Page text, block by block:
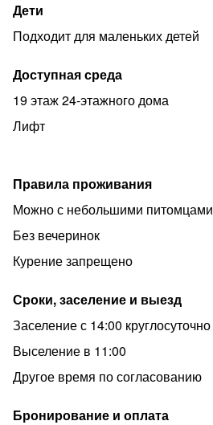
Дети
Подходит для маленьких детей
Доступная среда
19 этаж 24-этажного дома
Лифт
Правила проживания
Можно с небольшими питомцами
Без вечеринок
Курение запрещено
Сроки, заселение и выезд
Заселение с 14:00 круглосуточно
Выселение в 11:00
Другое время по согласованию
Бронирование и оплата